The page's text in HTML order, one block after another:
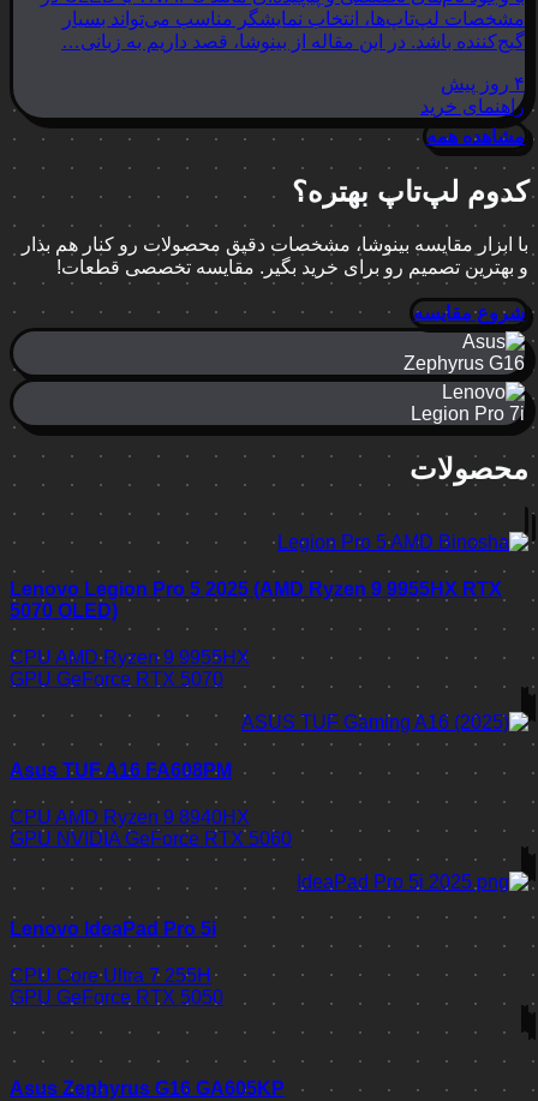
مشخصات لپ‌تاپ‌ها، انتخاب نمایشگر مناسب می‌تواند بسیار
گیج‌کننده باشد. در این مقاله از بینوشا، قصد داریم به زبانی…
۴ روز پیش
راهنمای خرید
مشاهده همه
کدوم لپ‌تاپ بهتره؟
با ابزار مقایسه بینوشا، مشخصات دقیق محصولات رو کنار هم بذار
و بهترین تصمیم رو برای خرید بگیر. مقایسه تخصصی قطعات!
شروع مقایسه
Zephyrus G16
Legion Pro 7i
محصولات
Lenovo Legion Pro 5 2025 (AMD Ryzen 9 9955HX RTX
5070 OLED)
CPU AMD Ryzen 9 9955HX
GPU GeForce RTX 5070
Asus TUF A16 FA608PM
CPU AMD Ryzen 9 8940HX
GPU NVIDIA GeForce RTX 5060
Lenovo IdeaPad Pro 5i
CPU Core Ultra 7 255H
GPU GeForce RTX 5050
Asus Zephyrus G16 GA605KP